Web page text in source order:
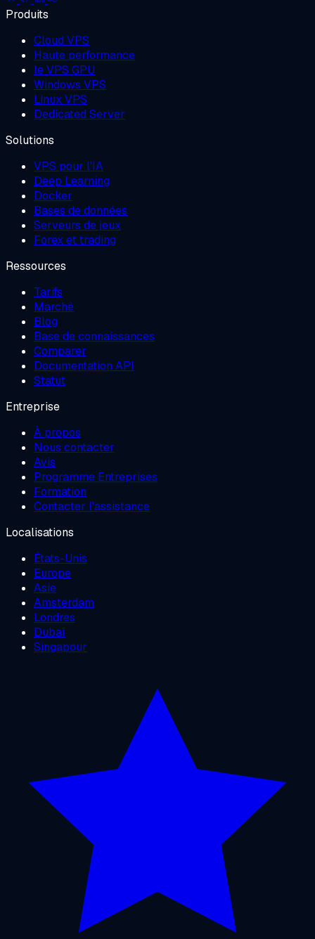
Produits
Cloud VPS
Haute performance
le VPS GPU
Windows VPS
Linux VPS
Dedicated Server
Solutions
VPS pour l'IA
Deep Learning
Docker
Bases de données
Serveurs de jeux
Forex et trading
Ressources
Tarifs
Marché
Blog
Base de connaissances
Comparer
Documentation API
Statut
Entreprise
À propos
Nous contacter
Avis
Programme Entreprises
Formation
Contacter l'assistance
Localisations
États-Unis
Europe
Asie
Amsterdam
Londres
Dubaï
Singapour